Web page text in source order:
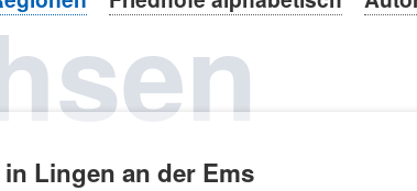
Lingen an der Ems